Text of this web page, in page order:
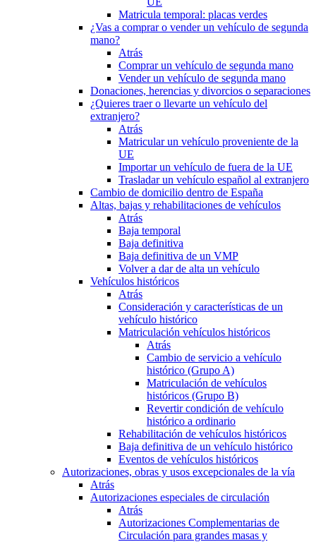
Matricula temporal: placas verdes
¿Vas a comprar o vender un vehículo de segunda
mano?
Atrás
Comprar un vehículo de segunda mano
Vender un vehículo de segunda mano
Donaciones, herencias y divorcios o separaciones
¿Quieres traer o llevarte un vehículo del
extranjero?
Atrás
Matricular un vehículo proveniente de la
UE
Importar un vehículo de fuera de la UE
Trasladar un vehículo español al extranjero
Cambio de domicilio dentro de España
Altas, bajas y rehabilitaciones de vehículos
Atrás
Baja temporal
Baja definitiva
Baja definitiva de un VMP
Volver a dar de alta un vehículo
Vehículos históricos
Atrás
Consideración y características de un
vehículo histórico
Matriculación vehículos históricos
Atrás
Cambio de servicio a vehículo
histórico (Grupo A)
Matriculación de vehículos
históricos (Grupo B)
Revertir condición de vehículo
histórico a ordinario
Rehabilitación de vehículos históricos
Baja definitiva de un vehículo histórico
Eventos de vehículos históricos
Autorizaciones, obras y usos excepcionales de la vía
Atrás
Autorizaciones especiales de circulación
Atrás
Autorizaciones Complementarias de
Circulación para grandes masas y